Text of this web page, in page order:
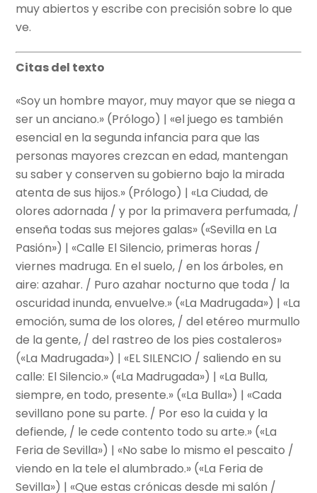
muy abiertos y escribe con precisión sobre lo que
ve.
Citas del texto
«Soy un hombre mayor, muy mayor que se niega a
ser un anciano.» (Prólogo) | «el juego es también
esencial en la segunda infancia para que las
personas mayores crezcan en edad, mantengan
su saber y conserven su gobierno bajo la mirada
atenta de sus hijos.» (Prólogo) | «La Ciudad, de
olores adornada / y por la primavera perfumada, /
enseña todas sus mejores galas» («Sevilla en La
Pasión») | «Calle El Silencio, primeras horas /
viernes madruga. En el suelo, / en los árboles, en
aire: azahar. / Puro azahar nocturno que toda / la
oscuridad inunda, envuelve.» («La Madrugada») | «La
emoción, suma de los olores, / del etéreo murmullo
de la gente, / del rastreo de los pies costaleros»
(«La Madrugada») | «EL SILENCIO / saliendo en su
calle: El Silencio.» («La Madrugada») | «La Bulla,
siempre, en todo, presente.» («La Bulla») | «Cada
sevillano pone su parte. / Por eso la cuida y la
defiende, / le cede contento todo su arte.» («La
Feria de Sevilla») | «No sabe lo mismo el pescaito /
viendo en la tele el alumbrado.» («La Feria de
Sevilla») | «Que estas crónicas desde mi salón /